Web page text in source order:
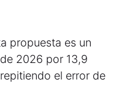
propuesta es un
2026 por 13,9
el error de